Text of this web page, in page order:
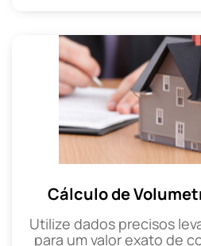
Cálculo de
Utilize dados precisos
para um valor exato de